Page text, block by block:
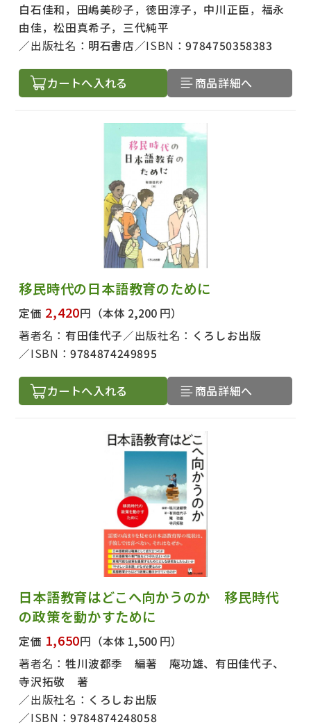
白石佳和，田嶋美砂子，徳田淳子，中川正臣，福永
由佳，松田真希子，三代純平
出版社名： 明石書店 ISBN：9784750358383
カートへ入れる 商品詳細へ
移民時代の日本語教育のために
定価 2,420円 （本体 2,200 円）
著者名： 有田佳代子 出版社名： くろしお出版
ISBN：9784874249895
カートへ入れる 商品詳細へ
日本語教育はどこへ向かうのか 移民時代
の政策を動かすために
定価 1,650円 （本体 1,500 円）
著者名： 牲川波都季 編著 庵功雄、有田佳代子、
寺沢拓敬 著
出版社名： くろしお出版
ISBN：9784874248058